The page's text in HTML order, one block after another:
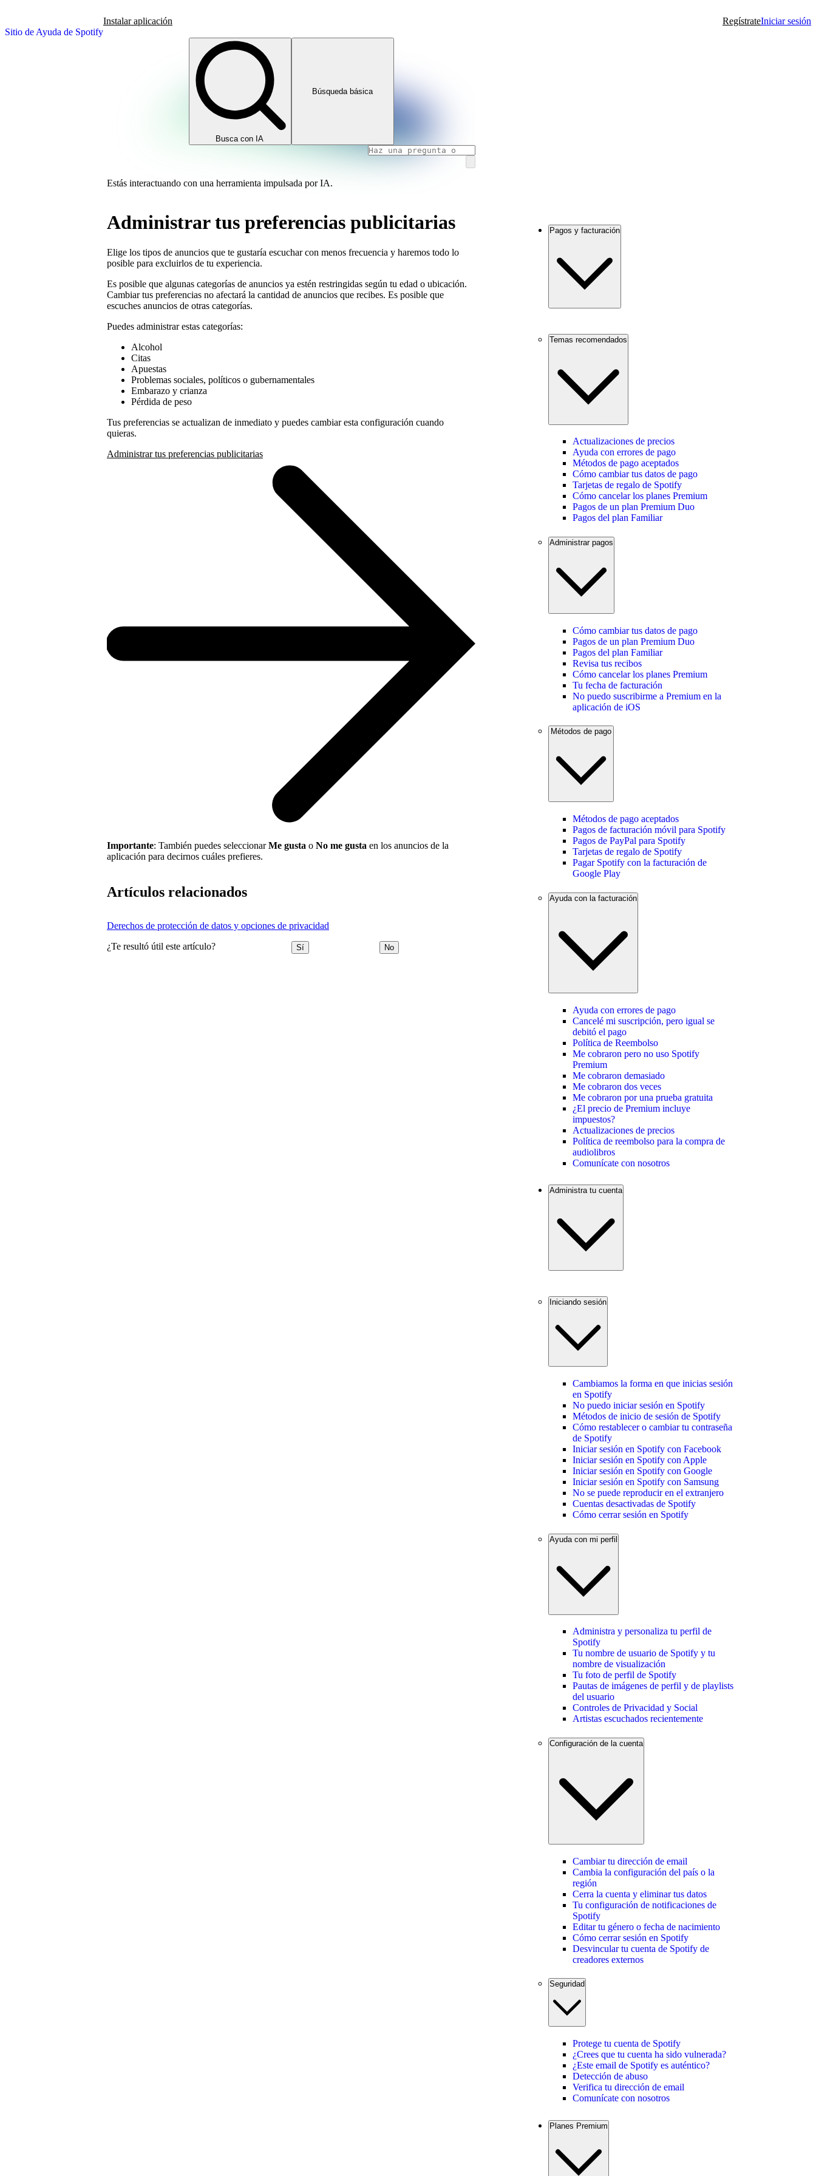
Sitio de Ayuda de Spotify
Instalar aplicación RegístrateIniciar sesión
Busca con IA
Búsqueda básica
Estás interactuando con una herramienta impulsada por IA.
Administrar tus preferencias publicitarias
Elige los tipos de anuncios que te gustaría escuchar con menos frecuencia y haremos todo lo
posible para excluirlos de tu experiencia.
Es posible que algunas categorías de anuncios ya estén restringidas según tu edad o ubicación.
Cambiar tus preferencias no afectará la cantidad de anuncios que recibes. Es posible que
escuches anuncios de otras categorías.
Puedes administrar estas categorías:
Alcohol
Citas
Apuestas
Problemas sociales, políticos o gubernamentales
Embarazo y crianza
Pérdida de peso
Tus preferencias se actualizan de inmediato y puedes cambiar esta configuración cuando
quieras.
Administrar tus preferencias publicitarias
Importante: También puedes seleccionarMe gusta o No me gusta en los anuncios de la
aplicación para decirnos cuáles prefieres.
Artículos relacionados
Derechos de protección de datos y opciones de privacidad
¿Te resultó útil este artículo? Sí No
Pagos y facturación
Temas recomendados
Actualizaciones de precios
Ayuda con errores de pago
Métodos de pago aceptados
Cómo cambiar tus datos de pago
Tarjetas de regalo de Spotify
Cómo cancelar los planes Premium
Pagos de un plan Premium Duo
Pagos del plan Familiar
Administrar pagos
Cómo cambiar tus datos de pago
Pagos de un plan Premium Duo
Pagos del plan Familiar
Revisa tus recibos
Cómo cancelar los planes Premium
Tu fecha de facturación
No puedo suscribirme a Premium en la
aplicación de iOS
Métodos de pago aceptados
Pagos de facturación móvil para Spotify
Pagos de PayPal para Spotify
Tarjetas de regalo de Spotify
Pagar Spotify con la facturación de
Google Play
Ayuda con la facturación
Ayuda con errores de pago
Cancelé mi suscripción, pero igual se
debitó el pago
Política de Reembolso
Me cobraron pero no uso Spotify
Premium
Me cobraron demasiado
Me cobraron dos veces
Me cobraron por una prueba gratuita
¿El precio de Premium incluye
impuestos?
Actualizaciones de precios
Política de reembolso para la compra de
audiolibros
Comunícate con nosotros
Administra tu cuenta
Iniciando sesión
Cambiamos la forma en que inicias sesión
en Spotify
No puedo iniciar sesión en Spotify
Métodos de inicio de sesión de Spotify
Cómo restablecer o cambiar tu contraseña
de Spotify
Iniciar sesión en Spotify con Facebook
Iniciar sesión en Spotify con Apple
Iniciar sesión en Spotify con Google
Iniciar sesión en Spotify con Samsung
No se puede reproducir en el extranjero
Cuentas desactivadas de Spotify
Cómo cerrar sesión en Spotify
Ayuda con mi perfil
Administra y personaliza tu perfil de
Spotify
Tu nombre de usuario de Spotify y tu
nombre de visualización
Tu foto de perfil de Spotify
Pautas de imágenes de perfil y de playlists
del usuario
Controles de Privacidad y Social
Artistas escuchados recientemente
Configuración de la cuenta
Cambiar tu dirección de email
Cambia la configuración del país o la
región
Cerra la cuenta y eliminar tus datos
Tu configuración de notificaciones de
Spotify
Editar tu género o fecha de nacimiento
Cómo cerrar sesión en Spotify
Desvincular tu cuenta de Spotify de
creadores externos
Seguridad
Protege tu cuenta de Spotify
¿Crees que tu cuenta ha sido vulnerada?
¿Este email de Spotify es auténtico?
Detección de abuso
Verifica tu dirección de email
Comunícate con nosotros
Planes Premium